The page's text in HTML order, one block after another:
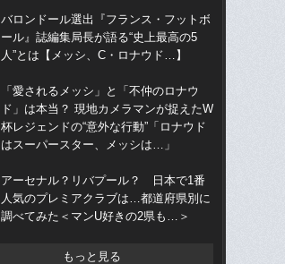
バロンドール選出『フランス・フットボ
ール』誌編集局長が語る“史上最高の5
人”とは【メッシ、C・ロナウド…】
「愛されるメッシ」と「不仲のロナウ
ド」は本当？ 現地カメラマンが捉えたW
杯レジェンドの“意外な行動”「ロナウド
はスーパースター、メッシは…」
アーセナル？リバプール？ 日本で1番
人気のプレミアクラブは…都道府県別に
調べてみた＜マンU好きの2県も…＞
もっと見る